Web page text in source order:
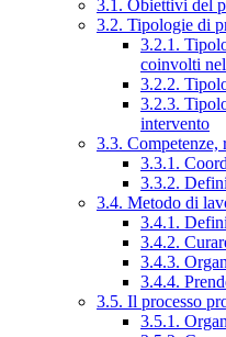
3.1. Obiettivi del
3.2. Tipologie di
3.2.1.
coinvolti
3.2.2.
3.2.3.
intervento
3.3.
3.3.1.
3.3.2.
3.4. Metodo di
3.4.1.
3.4.2.
3.4.3.
3.4.4.
3.5. Il processo
3.5.1.